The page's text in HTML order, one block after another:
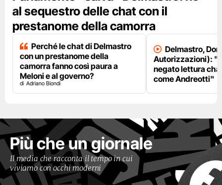
al sequestro delle chat con il
prestanome della camorra
Perché le chat di Delmastro
con un prestanome della
camorra fanno così paura a
Meloni e al governo?
Adriano Biondi
Delmastro,
Autorizzazioni):
negato lettura
come Andreotti"
Più che un giornale
Il media che racconta il tempo in cui
viviamo con occhi moderni